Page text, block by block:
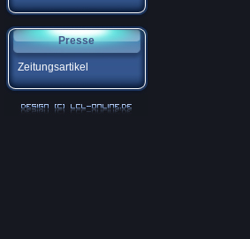
Presse
Zeitungsartikel